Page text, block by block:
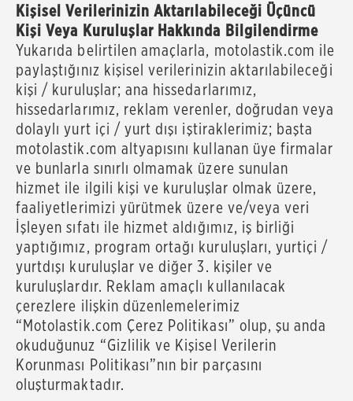
Kişisel Verilerinizin Aktarılabileceği Üçüncü
Kişi Veya Kuruluşlar Hakkında Bilgilendirme
Yukarıda belirtilen amaçlarla, motolastik.com ile
paylaştığınız kişisel verilerinizin aktarılabileceği
kişi / kuruluşlar; ana hissedarlarımız,
hissedarlarımız, reklam verenler, doğrudan veya
dolaylı yurt içi / yurt dışı iştiraklerimiz; başta
motolastik.com altyapısını kullanan üye firmalar
ve bunlarla sınırlı olmamak üzere sunulan
hizmet ile ilgili kişi ve kuruluşlar olmak üzere,
faaliyetlerimizi yürütmek üzere ve/veya veri
İşleyen sıfatı ile hizmet aldığımız, iş birliği
yaptığımız, program ortağı kuruluşları, yurtiçi /
yurtdışı kuruluşlar ve diğer 3. kişiler ve
kuruluşlardır. Reklam amaçlı kullanılacak
çerezlere ilişkin düzenlemelerimiz
“Motolastik.com Çerez Politikası” olup, şu anda
okuduğunuz “Gizlilik ve Kişisel Verilerin
Korunması Politikası”nın bir parçasını
oluşturmaktadır.